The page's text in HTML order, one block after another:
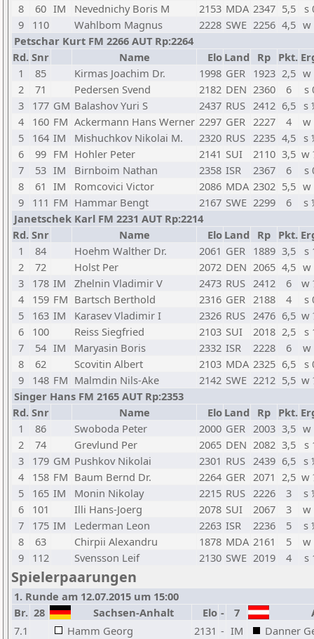
8
60 IM Nevednichy Boris M 2153 MDA 2347 5,5
s
9
110 Wahlbom Magnus 2228 SWE 2256 4,5 w
Petschar Kurt FM 2266 AUT Rp:2264
Rd. Snr Name Elo Land Rp Pkt.
1
85 Kirmas Joachim Dr. 1998 GER 1923 2,5 w
2
71 Pedersen Svend 2182 DEN 2360 6
s
3
177 GM Balashov Yuri S 2437 RUS 2412 6,5
s
4
160 FM Ackermann Hans Werner 2297 GER 2227 4
w
5
164 IM Mishuchkov Nikolai M. 2320 RUS 2235 4,5
s
6
99 FM Hohler Peter 2141 SUI 2110 3,5 w
7
53 IM Birnboim Nathan 2358 ISR 2367 6
s
8
61 IM Romcovici Victor 2086 MDA 2302 5,5 w
9
111 FM Hammar Bengt 2167 SWE 2299 6
s
Janetschek Karl FM 2231 AUT Rp:2214
Rd. Snr Name Elo Land Rp Pkt.
1
84 Hoehm Walther Dr. 2061 GER 1889 3,5
s
2
72 Holst Per 2072 DEN 2065 4,5 w
3
178 IM Zhelnin Vladimir V 2473 RUS 2412 6
w
4
159 FM Bartsch Berthold 2316 GER 2188 4
s
5
163 IM Karasev Vladimir I 2326 RUS 2476 6,5 w
6
100 Reiss Siegfried 2103 SUI 2018 2,5
s
7
54 IM Maryasin Boris 2332 ISR 2228 6
w
8
62 Scovitin Albert 2103 MDA 2325 6,5
s
9
148 FM Malmdin Nils-Ake 2142 SWE 2212 5,5 w
Singer Hans FM 2165 AUT Rp:2353
Rd. Snr Name Elo Land Rp Pkt.
1
86 Swoboda Peter 2000 GER 2003 3,5 w
2
74 Grevlund Per 2065 DEN 2082 3,5
s
3
179 GM Pushkov Nikolai 2301 RUS 2439 6,5
s
4
158 FM Baum Bernd Dr. 2264 GER 2071 2,5 w
5
165 IM Monin Nikolay 2215 RUS 2226 3
s
6
101 Illi Hans-Joerg 2078 SUI 2067 3
w
7
175 IM Lederman Leon 2263 ISR 2236 5
s
8
63 Chirpii Alexandru 1878 MDA 2161 5
w
9
112 Svensson Leif 2130 SWE 2019 4 s
Spielerpaarungen
1. Runde am 12.07.2015 um 15:00
Br. 28 Sachsen-Anhalt Elo - 7
7.1
Hamm Georg 2131 - IM
Danner